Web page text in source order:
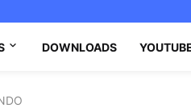
DOWNLOADS